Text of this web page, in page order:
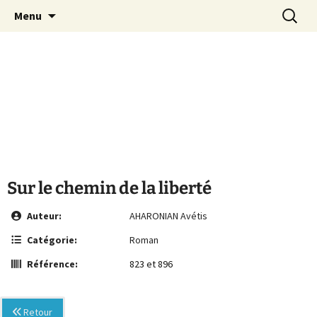
MCA Vienne
Le site de la Maison de la Culture
Arménienne de Vienne
Menu
Sur le chemin de la liberté
Auteur:
AHARONIAN Avétis
Catégorie:
Roman
Référence:
823 et 896
Retour